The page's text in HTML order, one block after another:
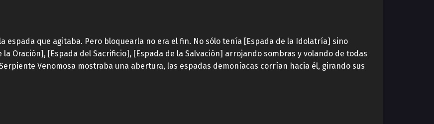
espada que agitaba. Pero bloquearla no era el fin. No sólo tenía [Espada de la Idolatría] sino
Oración], [Espada del Sacrificio], [Espada de la Salvación] arrojando sombras y volando de todas
Venomosa mostraba una abertura, las espadas demoníacas corrían hacia él, girando sus